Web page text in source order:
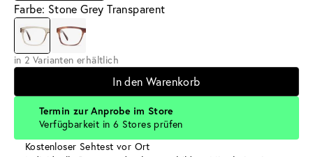
Farbe: Stone Grey Transparent
in 2 Varianten erhältlich
In den Warenkorb
Termin zur Anprobe im Store
Verfügbarkeit in 6 Stores prüfen
Kostenloser Sehtest vor Ort